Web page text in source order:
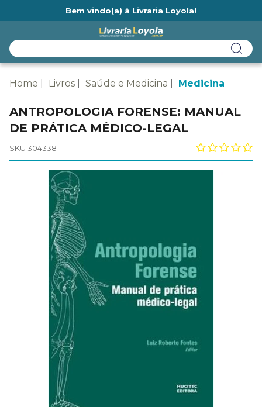
Bem vindo(a) à Livraria Loyola!
Home Livros Saúde e Medicina Medicina
ANTROPOLOGIA FORENSE: MANUAL
DE PRÁTICA MÉDICO-LEGAL
SKU 304338